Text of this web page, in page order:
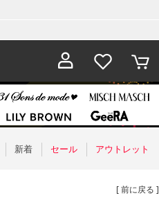
お気に入
り
カート
新着 セール アウトレット
[ 前に戻る ]